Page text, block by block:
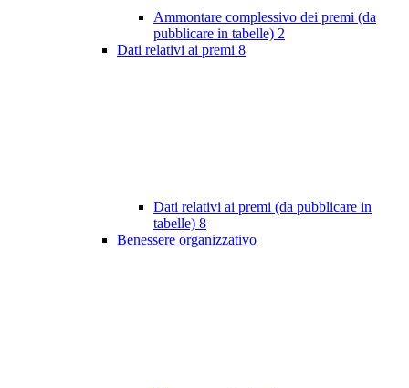
Ammontare complessivo dei premi (da
pubblicare in tabelle) 2
Dati relativi ai premi 8
Dati relativi ai premi (da pubblicare in
tabelle) 8
Benessere organizzativo